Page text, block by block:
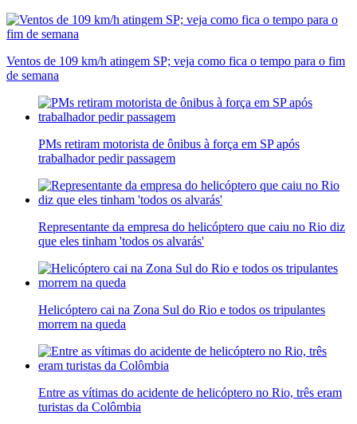
Ventos de 109 km/h atingem SP; veja como fica o tempo para o fim
de semana
PMs retiram motorista de ônibus à força em SP após
trabalhador pedir passagem
Representante da empresa do helicóptero que caiu no Rio diz
que eles tinham 'todos os alvarás'
Helicóptero cai na Zona Sul do Rio e todos os tripulantes
morrem na queda
Entre as vítimas do acidente de helicóptero no Rio, três eram
turistas da Colômbia